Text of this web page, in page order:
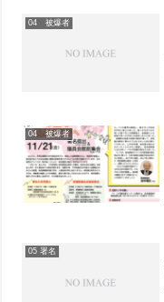
04 被爆者
04 被爆者
05 署名